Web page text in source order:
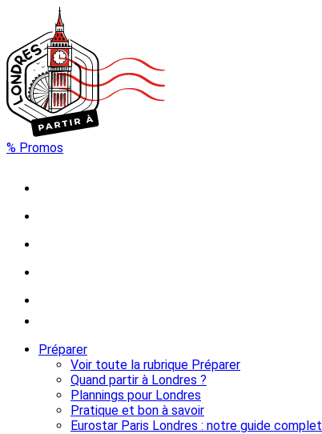
% Promos
Préparer
Voir toute la rubrique Préparer
Quand partir à Londres ?
Plannings pour Londres
Pratique et bon à savoir
Eurostar Paris Londres : notre guide complet